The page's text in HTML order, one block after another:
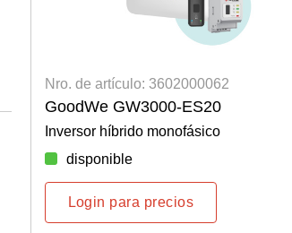
Nro. de artículo: 3602000062
GoodWe GW3000-ES20
Inversor híbrido monofásico
disponible
Login para precios